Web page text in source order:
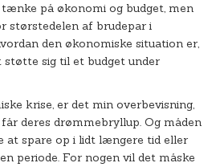
på økonomi og budget, men
af brudepar i
den økonomiske situation er,
støtte sig til et budget under
krise, er det min overbevisning,
deres drømmebryllup. Og måden
at spare op i lidt længere tid eller
periode. For nogen vil det måske